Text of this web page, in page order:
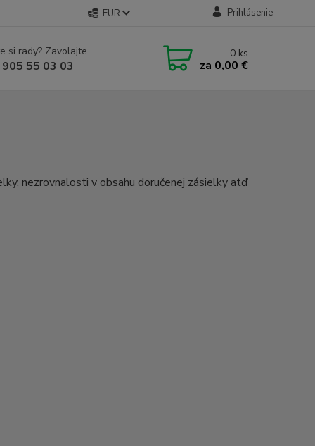
EUR Prihlásenie
si rady? Zavolajte.
55 03 03
0 ks
za 0,00 €
nezrovnalosti v obsahu doručenej zásielky atď